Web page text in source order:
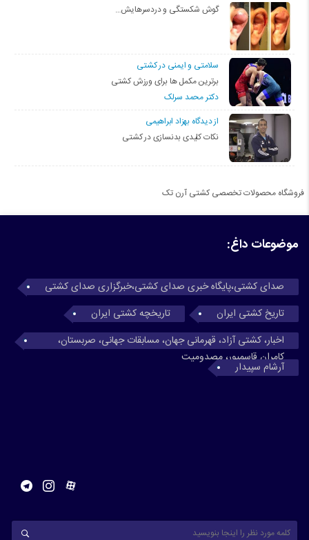
گوش شکستگی و دردسرهایش…
سلامتی و ایمنی در کشتی
برترین مکمل ها برای ورزش کشتی
دکتر محمد سرلک
از دیدگاه بهزاد ابراهیمی
نکات کلیدی بدنسازی در کشتی
فروشگاه محصولات تخصصی کشتی آرن تک
موضوعات داغ:
صدای کشتی،پایگاه خبری صدای کشتی،خبرگزاری صدای کشتی
تاریخ کشتی ایران
تاریخچه کشتی ایران
اخبار، کشتی آزاد، قهرمانی جهان، مسابقات جهانی، صربستان،
کامران قاسمپور، مصدومیت
آرشام سپیدار